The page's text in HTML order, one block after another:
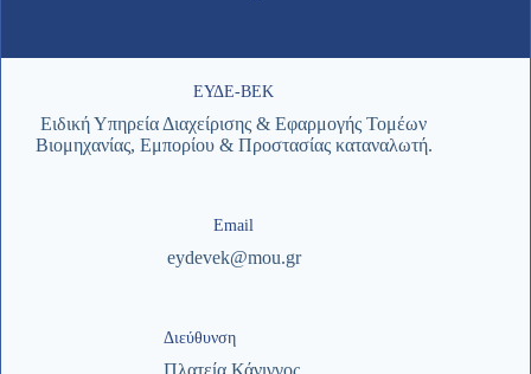
ΕΥΔΕ-ΒΕΚ
Ειδική Υπηρεία Διαχείρισης & Εφαρμογής Τομέων
Βιομηχανίας, Εμπορίου & Προστασίας καταναλωτή.
Email
eydevek@mou.gr
Διεύθυνση